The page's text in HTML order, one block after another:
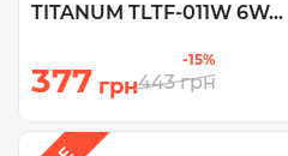
TITANUM TLTF-011W 6W...
377 грн
-15%
443 грн